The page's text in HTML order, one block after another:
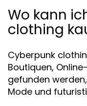
Wo kann
clothing
Cyberpunk
Boutiquen,
gefunden
Mode und